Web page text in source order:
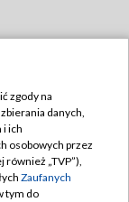
zgody na
danych,
i ich
osobowych przez
również „TVP”),
Zaufanych
tym do